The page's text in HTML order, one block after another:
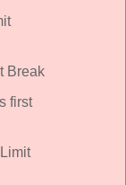
Break
first